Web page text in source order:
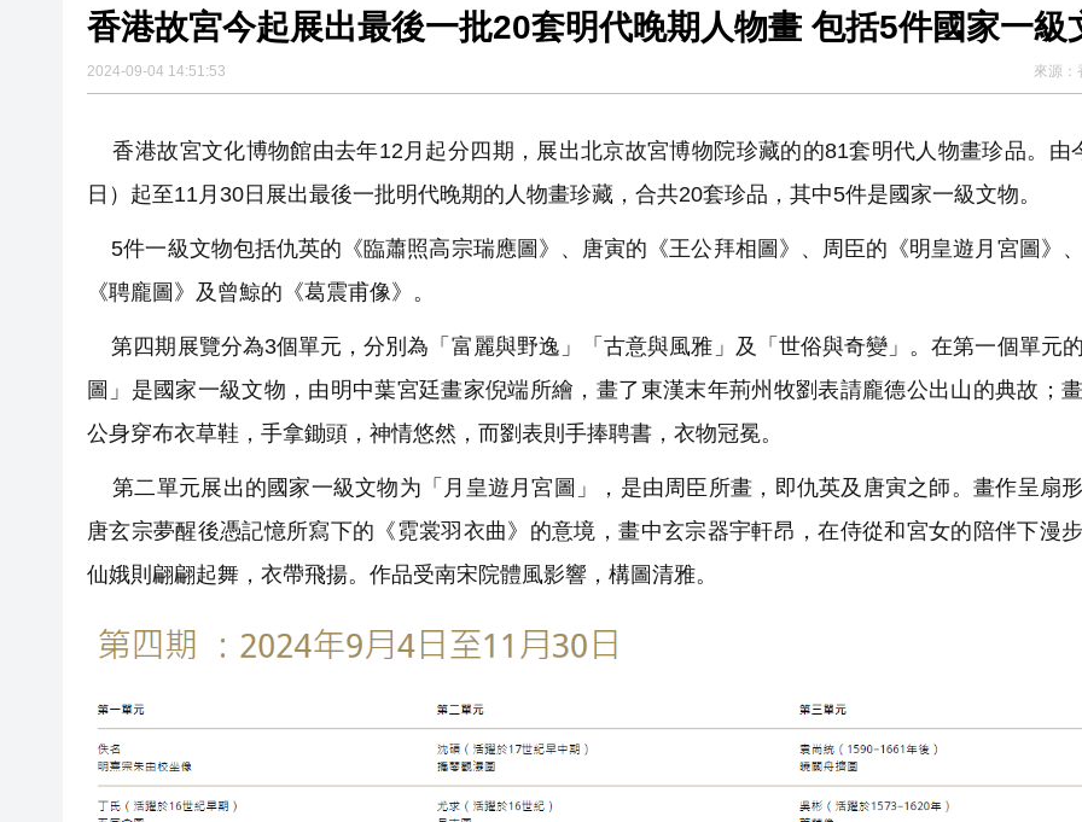
香港故宮今起展出最後一批20套明代晚期人物畫 包括5件國家一級
2024-09-04 14:51:53 來源：
香港故宮文化博物館由去年12月起分四期，展出北京故宮博物院珍藏的的81套明代人物畫珍品。由
日）起至11月30日展出最後一批明代晚期的人物畫珍藏，合共20套珍品，其中5件是國家一級文物。
5件一級文物包括仇英的《臨蕭照高宗瑞應圖》、唐寅的《王公拜相圖》、周臣的《明皇遊月宮圖》
《聘龐圖》及曾鯨的《葛震甫像》。
第四期展覽分為3個單元，分別為「富麗與野逸」「古意與風雅」及「世俗與奇變」。在第一個單元
圖」是國家一級文物，由明中葉宮廷畫家倪端所繪，畫了東漢末年荊州牧劉表請龐德公出山的典故；
公身穿布衣草鞋，手拿鋤頭，神情悠然，而劉表則手捧聘書，衣物冠冕。
第二單元展出的國家一級文物为「月皇遊月宮圖」，是由周臣所畫，即仇英及唐寅之師。畫作呈扇
唐玄宗夢醒後憑記憶所寫下的《霓裳羽衣曲》的意境，畫中玄宗器宇軒昂，在侍從和宮女的陪伴下漫
仙娥則翩翩起舞，衣帶飛揚。作品受南宋院體風影響，構圖清雅。